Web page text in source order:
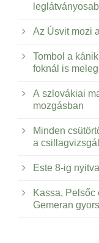
Az Úsvit mozi
Tombol a
foknál is
A szlovákiai
mozgásban
Minden
a
Este 8-ig
Kassa, Pelsőc
Gemeran